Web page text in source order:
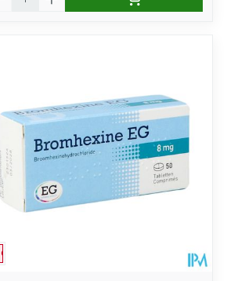
Geneesmiddel